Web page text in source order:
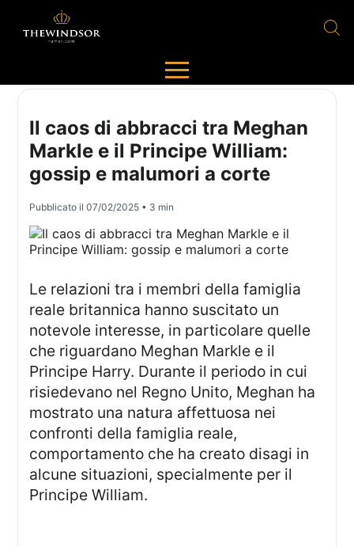
Il caos di abbracci tra Meghan
Markle e il Principe William:
gossip e malumori a corte
Pubblicato il07/02/2025 • 3 min
Le relazioni tra i membri della famiglia
reale britannica hanno suscitato un
notevole interesse, in particolare quelle
che riguardano Meghan Markle e il
Principe Harry. Durante il periodo in cui
risiedevano nel Regno Unito, Meghan ha
mostrato una natura affettuosa nei
confronti della famiglia reale,
comportamento che ha creato disagi in
alcune situazioni, specialmente per il
Principe William.